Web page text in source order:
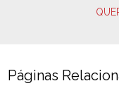
Páginas